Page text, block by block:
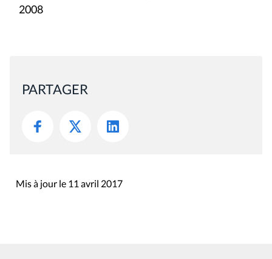
2008
PARTAGER
Mis à jour le 11 avril 2017